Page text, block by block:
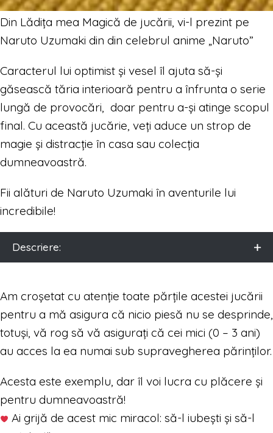
Din Lădița mea Magică de jucării, vi-l prezint pe
Naruto Uzumaki din din celebrul anime „Naruto”
Caracterul lui optimist și vesel îl ajuta să-și
găsească tăria interioară pentru a înfrunta o serie
lungă de provocări, doar pentru a-și atinge scopul
final. Cu această jucărie, veți aduce un strop de
magie și distracție în casa sau colecția
dumneavoastră.
Fii alături de Naruto Uzumaki în aventurile lui
incredibile!
Descriere:
Am croșetat cu atenție toate părțile acestei jucării
pentru a mă asigura că nicio piesă nu se desprinde,
totuși, vă rog să vă asigurați că cei mici (0 – 3 ani)
au acces la ea numai sub supravegherea părinților.
Acesta este exemplu, dar îl voi lucra cu plăcere și
pentru dumneavoastră!
Ai grijă de acest mic miracol: să-l iubești și să-l